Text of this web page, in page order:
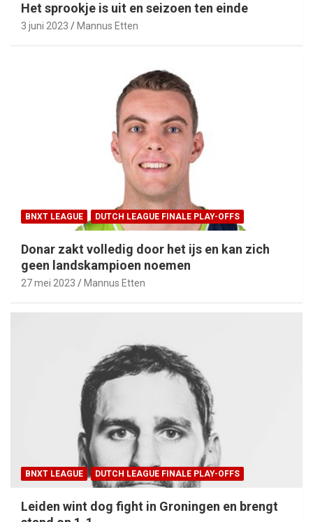
Het sprookje is uit en seizoen ten einde
3 juni 2023 Mannus Etten
BNXT LEAGUE DUTCH LEAGUE FINALE PLAY-OFFS
Donar zakt volledig door het ijs en kan zich
geen landskampioen noemen
27 mei 2023 Mannus Etten
BNXT LEAGUE DUTCH LEAGUE FINALE PLAY-OFFS
Leiden wint dog fight in Groningen en brengt